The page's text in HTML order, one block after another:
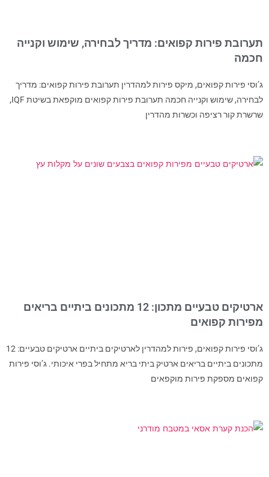
תערובת פירות קפואים: מדריך לבחירה, שימוש וקנייה
חכמה
ג’וסי פירות קפואים, מיקס פירות למהדרין תערובת פירות קפואים: מדריך
לבחירה, שימוש וקנייה חכמה תערובת פירות קפואים מוקפאת בשיטת IQF,
שרשרת קור רציפה וכשרות מהדרין
ארטיקים טבעיים מתכון: 12 מתכונים ביתיים בריאים
מפירות קפואים
ג’וסי פירות קפואים, פירות למהדרין לארטיקים ביתיים ארטיקים טבעיים: 12
מתכונים ביתיים בריאים ארטיק ביתי בריא מתחיל בפרי איכותי. ג’וסי פירות
קפואים מספקת פירות מוקפאים